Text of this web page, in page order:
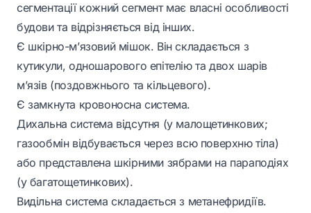
сегментації кожний сегмент має власні особливості
будови та відрізняється від інших.
Є шкірно-м’язовий мішок. Він складається з
кутикули, одношарового епітелію та двох шарів
м’язів (поздовжнього та кільцевого).
Є замкнута кровоносна система.
Дихальна система відсутня (у малощетинкових;
газообмін відбувається через всю поверхню тіла)
або представлена шкірними зябрами на параподіях
(у багатощетинкових).
Видільна система складається з метанефридіїв.